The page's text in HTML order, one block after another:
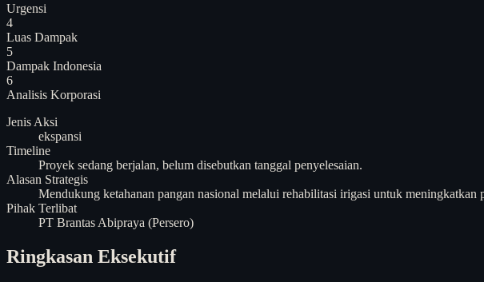
Urgensi
4
Luas Dampak
5
Dampak Indonesia
6
Analisis Korporasi
Jenis Aksi
ekspansi
Timeline
Proyek sedang berjalan, belum disebutkan tanggal penyelesaian.
Alasan Strategis
Mendukung ketahanan pangan nasional melalui rehabilitasi irigasi untuk
Pihak Terlibat
PT Brantas Abipraya (Persero)
Ringkasan Eksekutif